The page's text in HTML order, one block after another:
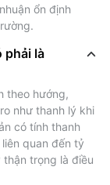
short sẽ
8 giờ và phản
dương
âm thường
thế phòng
ổn định
phải là
theo hướng,
như thanh lý khi
có tính thanh
quan đến tỷ
trọng là điều